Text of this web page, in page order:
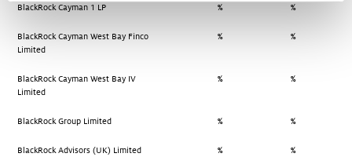
BlackRock Cayman 1 LP % %
BlackRock Cayman West Bay Finco
Limited
% %
BlackRock Cayman West Bay IV
Limited
% %
BlackRock Group Limited % %
BlackRock Advisors (UK) Limited % %